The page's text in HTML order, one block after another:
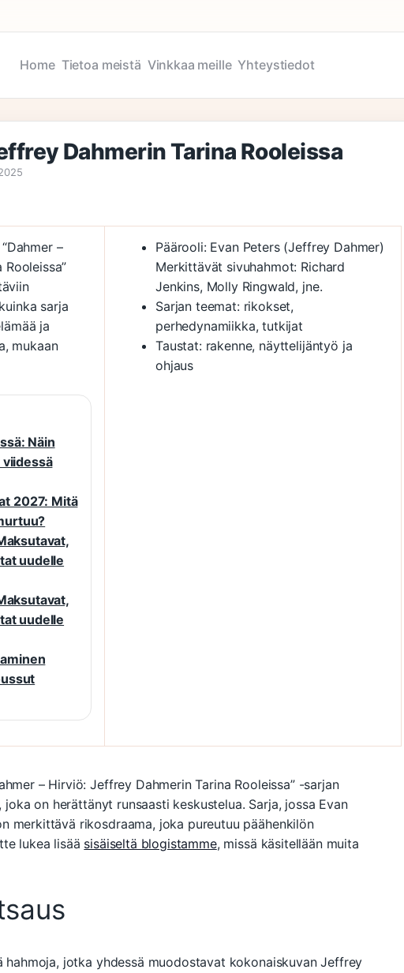
Home Tietoa meistä Vinkkaa meille Yhteystiedot
Dahmerin Tarina Rooleissa
–
sarja
ja
mukaan
Näin
2027: Mitä
uudelle
uudelle
Päärooli: Evan Peters (Jeffrey Dahmer)
Merkittävät sivuhahmot: Richard
Jenkins, Molly Ringwald, jne.
Sarjan teemat: rikokset,
perhedynamiikka, tutkijat
Taustat: rakenne, näyttelijäntyö ja
ohjaus
– Hirviö: Jeffrey Dahmerin Tarina Rooleissa” -sarjan
on herättänyt runsaasti keskustelua. Sarja, jossa Evan
merkittävä rikosdraama, joka pureutuu päähenkilön
lukea lisää sisäiseltä blogistamme, missä käsitellään muita
hahmoja, jotka yhdessä muodostavat kokonaiskuvan Jeffrey